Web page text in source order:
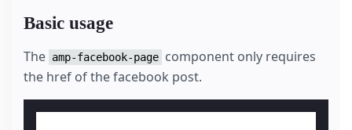
Basic usage
The amp-facebook-page component only requires
the href of the facebook post.